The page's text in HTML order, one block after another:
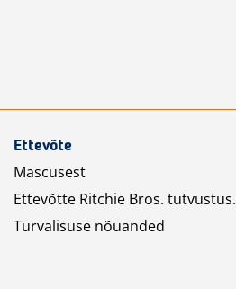
Ettevõte
Mascusest
Ettevõtte Ritchie Bros. tutvustus.
Turvalisuse nõuanded